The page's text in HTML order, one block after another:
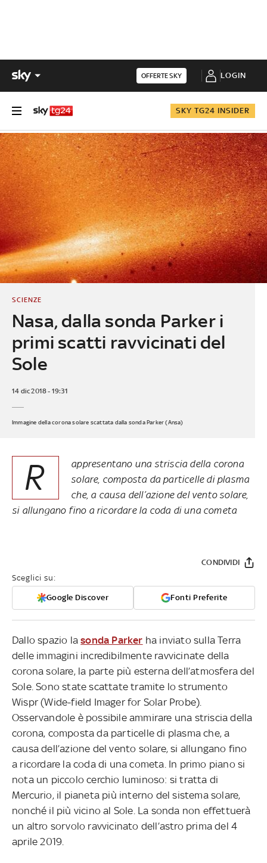
OFFERTE SKY LOGIN
SKY TG24 INSIDER
Nasa, dalla sonda Parker i
primi scatti ravvicinati del
Sole
SCIENZE
14 dic 2018 - 19:31
Immagine della corona solare scattata dalla sonda Parker (Ansa)
R
appresentano una striscia della corona
solare, composta da particelle di plasma
che, a causa dell’azione del vento solare,
si allungano fino a ricordare la coda di una cometa
Sceglici su:
Google Discover Fonti Preferite
CONDIVIDI
Dallo spazio lasonda Parker ha inviato sulla Terra
delle immagini incredibilmente ravvicinate della
corona solare, la parte più esterna dell’atmosfera del
Sole. Sono state scattate tramite lo strumento
Wispr (Wide-field Imager for Solar Probe).
Osservandole è possibile ammirare una striscia della
corona, composta da particelle di plasma che, a
causa dell’azione del vento solare, si allungano fino
a ricordare la coda di una cometa. In primo piano si
nota un piccolo cerchio luminoso: si tratta di
Mercurio, il pianeta più interno del sistema solare,
nonché il più vicino al Sole. La sonda non effettuerà
un altro sorvolo ravvicinato dell’astro prima del 4
aprile 2019.